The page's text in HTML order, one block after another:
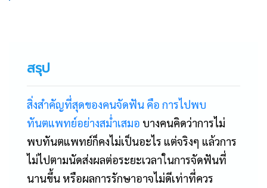
สรุป
สิ่งสำคัญที่สุดของคนจัดฟัน คือ การไปพบ
ทันตแพทย์อย่างสม่ำเสมอ บางคนคิดว่าการไม่
พบทันตแพทย์ก็คงไม่เป็นอะไร แต่จริงๆ แล้วการ
ไม่ไปตามนัดส่งผลต่อระยะเวลาในการจัดฟันที่
นานขึ้น หรือผลการรักษาอาจไม่ดีเท่าที่ควร